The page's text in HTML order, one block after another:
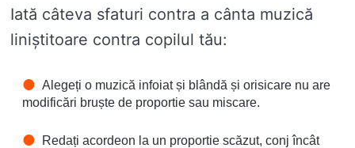
Iată câteva sfaturi contra a cânta muzică
liniștitoare contra copilul tău:
Alegeți o muzică infoiat și blândă și orisicare nu are
modificări bruște de proportie sau miscare.
Redați acordeon la un proportie scăzut, conj încât